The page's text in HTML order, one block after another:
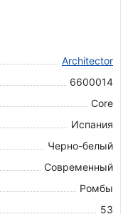
Architector
6600014
Core
Испания
Черно-белый
Современный
Ромбы
53